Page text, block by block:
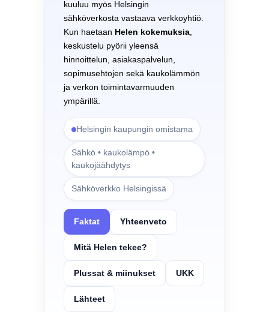
kuuluu myös Helsingin
sähköverkosta vastaava verkkoyhtiö.
Kun haetaan Helen kokemuksia
keskustelu pyörii yleensä
hinnoittelun, asiakaspalvelun,
sopimusehtojen sekä kaukolämmön
ja verkon toimintavarmuuden
ympärillä.
Helsingin kaupungin omistama
Sähkö • kaukolämpö •
kaukojäähdytys
Sähköverkko Helsingissä
Faktat Yhteenveto
Mitä Helen tekee?
Plussat & miinukset UKK
Lähteet